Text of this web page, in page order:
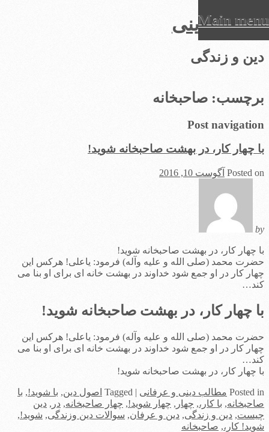
عرفان دینی
دین و زندگی
Main menu
to
content
برچسب: صاحبخانه
Post navigation
با چهار کار، در بهشت صاحبخانه شوید!
Posted on آگوست 10, 2016
by
با چهار کار، در بهشت صاحبخانه شوید!
حضرت محمد (صلی الله و علیه وآله) فرمود: یاعلی! هرکس این
چهار کار در او جمع شود خداوند در بهشت خانه ای برای او بنا می
کند…
با چهار کار، در بهشت صاحبخانه شوید!
حضرت محمد (صلی الله و علیه وآله) فرمود: یاعلی! هرکس این
چهار کار در او جمع شود خداوند در بهشت خانه ای برای او بنا می
کند…
با چهار کار، در بهشت صاحبخانه شوید!
Posted in مطالب دینی و عرفانی |
Tagged اصول دین, با شوید!, با
صاحبخانه, با کار،, چهار , چهار شوید!, چهار صاحبخانه, در , دین
چیست, دین و زندگی, دین و عرفان, سوالات دین وزندگی, شوید!,
شوید! کار،, صاحبخانه